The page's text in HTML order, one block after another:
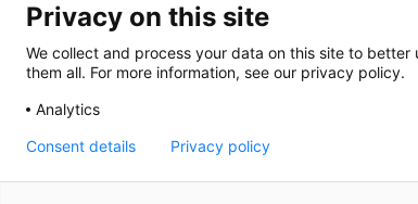
POPRZEDNI ARTYKUŁ
Aktualności
Prawo
Opieka farmaceutyczna
Prowadzenie apteki
Archiwum e-wydań
Przydatne linki
Rankingi
Szkolenia
Privacy on this site
We collect and process your data on this site to
them all. For more information, see our privacy policy.
Analytics
Consent details Privacy policy